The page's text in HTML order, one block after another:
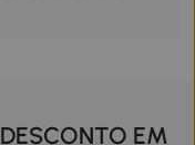
EM